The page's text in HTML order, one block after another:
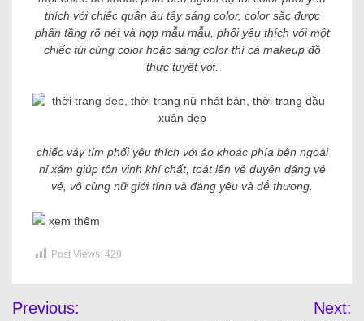
thích với chiếc quần âu tây sáng color, color sắc được
phân tầng rõ nét và hợp mẫu mẫu, phối yêu thích với một
chiếc túi cùng color hoặc sáng color thì cả makeup đồ
thực tuyệt vời.
chiếc váy tím phối yêu thích với áo khoác phía bên ngoài
nỉ xám giúp tôn vinh khí chất, toát lên vẻ duyên dáng vẻ
vẻ, vô cùng nữ giới tính và đáng yêu và dễ thương.
xem thêm
Post Views: 429
Previous: Next: